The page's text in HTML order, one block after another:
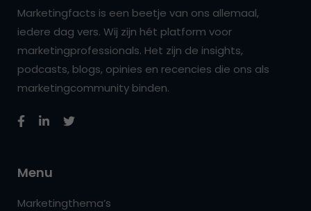
Marketingfacts is een beetje van ons allemaal,
iedere dag vers. Wij zijn hét platform voor
marketingprofessionals. Het zijn de insights,
podcasts, blogs, opinies en recencies die ons als
marketingcommunity binden.
Menu
Marketingthema’s